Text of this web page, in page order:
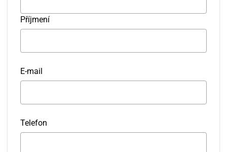
Příjmení
E-mail
Telefon